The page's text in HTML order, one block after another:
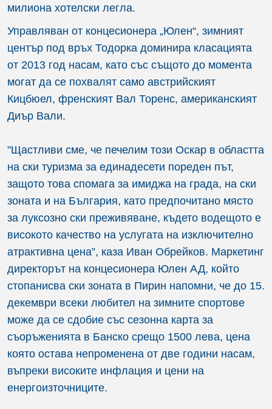
милиона хотелски легла.
Управляван от концесионера „Юлен“, зимният
център под връх Тодорка доминира класацията
от 2013 год насам, като със същото до момента
могат да се похвалят само австрийският
Кицбюел, френският Вал Торенс, американският
Диър Вали.
"Щастливи сме, че печелим този Оскар в областта
на ски туризма за единадесети пореден път,
защото това спомага за имиджа на града, на ски
зоната и на България, като предпочитано място
за луксозно ски преживяване, където водещото е
високото качество на услугата на изключително
атрактивна цена”, каза Иван Обрейков. Mаркетинг
директорът на концесионера Юлен АД, който
стопанисва ски зоната в Пирин напомни, че до 15.
декември всеки любител на зимните спортове
може да се сдобие със сезонна карта за
съоръженията в Банско срещо 1500 лева, цена
която остава непроменена от две години насам,
въпреки високите инфлация и цени на
енергоизточниците.